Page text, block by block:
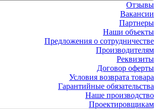
Отзывы
Вакансии
Партнеры
Наши объекты
Предложения о сотрудничестве
Производителям
Реквизиты
Договор оферты
Условия возврата товара
Гарантийные обязательства
Наше производство
Проектировщикам